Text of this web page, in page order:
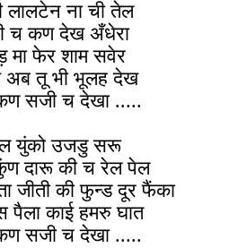
लालटेन ना ची तेल
च कण देख अँधेरा
मा फेर शाम सवेर
अब तू भी भूलह देख
सजी च देखा .....
युंको उजडु सरू
दारू की च रेल पेल
जीती की फुन्ड दूर फैंका
पैला काई हमरु घात
सजी च देखा .....